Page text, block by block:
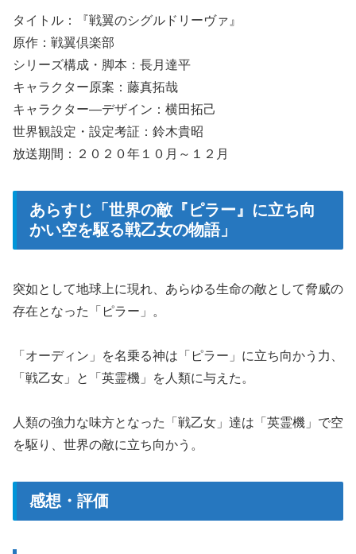
タイトル：『戦翼のシグルドリーヴァ』
原作：戦翼倶楽部
シリーズ構成・脚本：長月達平
キャラクター原案：藤真拓哉
キャラクター―デザイン：横田拓己
世界観設定・設定考証：鈴木貴昭
放送期間：２０２０年１０月～１２月
あらすじ「世界の敵『ピラー』に立ち向
かい空を駆る戦乙女の物語」
突如として地球上に現れ、あらゆる生命の敵として脅威の
存在となった「ピラー」。
「オーディン」を名乗る神は「ピラー」に立ち向かう力、
「戦乙女」と「英霊機」を人類に与えた。
人類の強力な味方となった「戦乙女」達は「英霊機」で空
を駆り、世界の敵に立ち向かう。
感想・評価